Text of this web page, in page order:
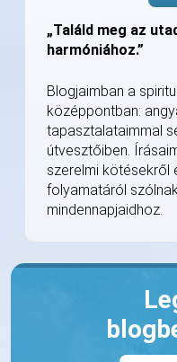
„Találd meg az
harmóniához.”
Blogjaimban a
középpontban:
tapasztalataimmal
útvesztőiben.
szerelmi kötésekről
folyamatáról
mindennapjaidhoz.